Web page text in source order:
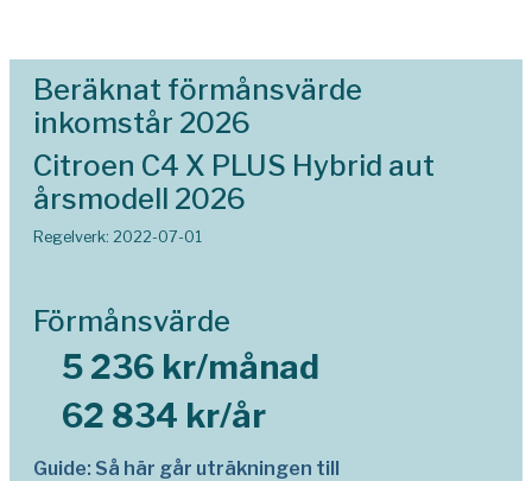
Beräknat förmånsvärde
inkomstår 2026
Citroen C4 X PLUS Hybrid aut
årsmodell 2026
Regelverk: 2022-07-01
Förmånsvärde
5 236 kr/månad
62 834 kr/år
Guide: Så här går uträkningen till